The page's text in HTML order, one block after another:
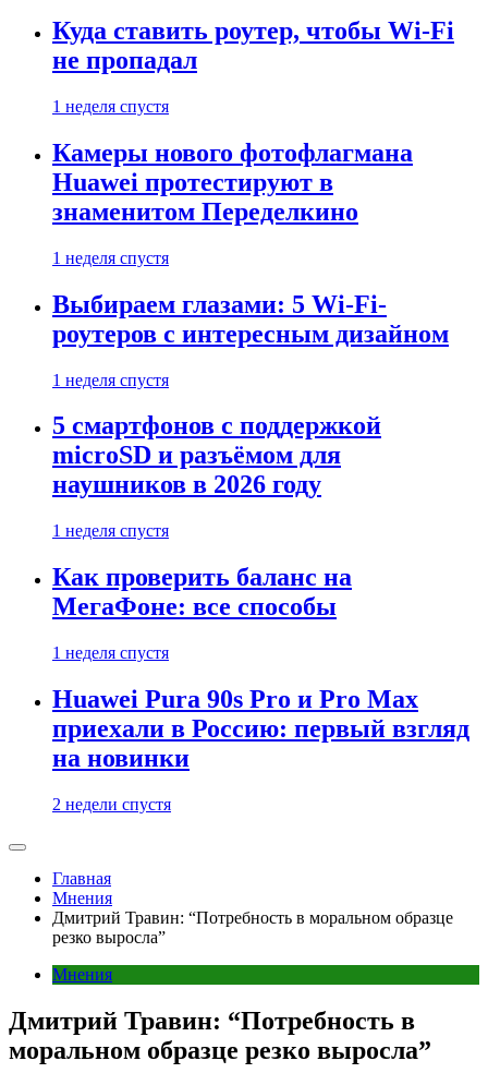
Куда ставить роутер, чтобы Wi-Fi
не пропадал
1 неделя спустя
Камеры нового фотофлагмана
Huawei протестируют в
знаменитом Переделкино
1 неделя спустя
Выбираем глазами: 5 Wi-Fi-
роутеров с интересным дизайном
1 неделя спустя
5 смартфонов с поддержкой
microSD и разъёмом для
наушников в 2026 году
1 неделя спустя
Как проверить баланс на
МегаФоне: все способы
1 неделя спустя
Huawei Pura 90s Pro и Pro Max
приехали в Россию: первый взгляд
на новинки
2 недели спустя
Главная
Мнения
Дмитрий Травин: “Потребность в моральном образце
резко выросла”
Мнения
Дмитрий Травин: “Потребность в
моральном образце резко выросла”